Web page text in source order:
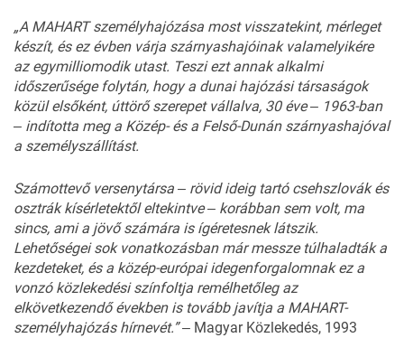
„A MAHARTszemélyhajózása most visszatekint, mérleget
készít, és ez évben várja szárnyashajóinak valamelyikére
az egymilliomodikutast. Teszieztannakalkalmi
időszerűsége folytán, hogya dunaihajózási társaságok
közülelsőként, úttörőszerepet vállalva, 30 éve ‒ 1963-ban
‒ indította meg a Közép-és a Felső-Dunán szárnyashajóval
a személyszállítást.
Számottevő versenytársa ‒ rövid ideig tartó csehszlovák és
osztrák kísérletektől eltekintve ‒ korábban sem volt, ma
sincs, ami a jövő számára is ígéretesnek látszik.
Lehetőségei sok vonatkozásban már messze túlhaladták a
kezdeteket, és a közép-európai idegenforgalomnak ez a
vonzó közlekedési színfoltja remélhetőleg az
elkövetkezendő években is tovább javítja a MAHART-
személyhajózás hírnevét.” ‒ Magyar Közlekedés, 1993